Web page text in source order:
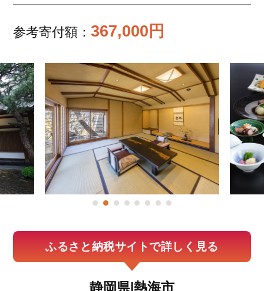
参考寄付額：367,000円
ふるさと納税サイトで詳しく見る
静岡県|熱海市